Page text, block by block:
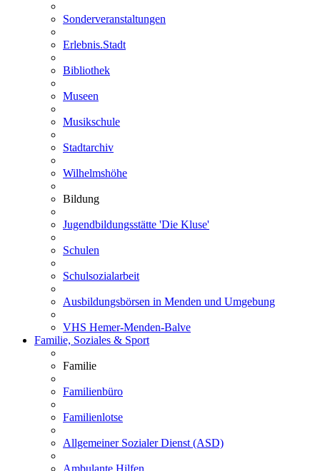
Sonderveranstaltungen
Erlebnis.Stadt
Bibliothek
Museen
Musikschule
Stadtarchiv
Wilhelmshöhe
Bildung
Jugendbildungsstätte 'Die Kluse'
Schulen
Schulsozialarbeit
Ausbildungsbörsen in Menden und Umgebung
VHS Hemer-Menden-Balve
Familie, Soziales & Sport
Familie
Familienbüro
Familienlotse
Allgemeiner Sozialer Dienst (ASD)
Ambulante Hilfen